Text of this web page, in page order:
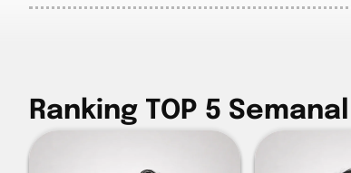
Ranking TOP 5 Semanal